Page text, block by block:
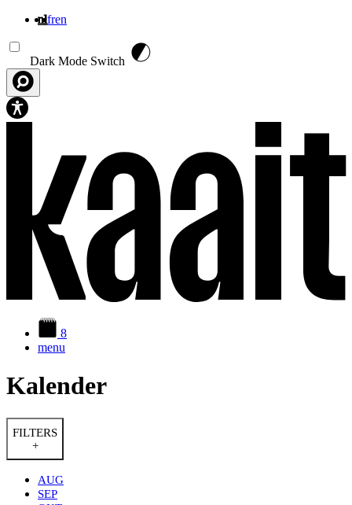
nlfren
Dark Mode Switch
8
menu
Kalender
FILTERS
+
AUG
SEP